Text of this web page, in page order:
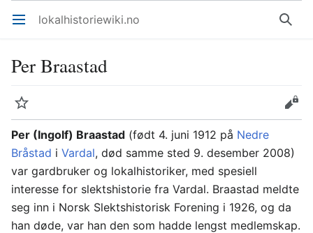
Åpne hovedmenyen lokalhistoriewiki.no Søk
Per Braastad
Overvåk
Rediger
Per (Ingolf) Braastad (født 4. juni 1912 på Nedre
Bråstad i Vardal, død samme sted 9. desember 2008)
var gardbruker og lokalhistoriker, med spesiell
interesse for slektshistorie fra Vardal. Braastad meldte
seg inn i Norsk Slektshistorisk Forening i 1926, og da
han døde, var han den som hadde lengst medlemskap.